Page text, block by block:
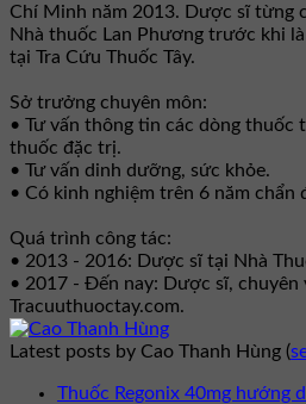
Chí Minh năm 2013. Dược sĩ từng
Nhà thuốc Lan Phương trước khi
tại Tra Cứu Thuốc Tây.
Sở trưởng chuyên môn:
• Tư vấn thông tin các dòng thuốc
thuốc đặc trị.
• Tư vấn dinh dưỡng, sức khỏe.
• Có kinh nghiệm trên 6 năm chẩn
Quá trình công tác:
• 2013 - 2016: Dược sĩ tại Nhà
• 2017 - Đến nay: Dược sĩ,
Tracuuthuoctay.com.
Latest posts by Cao Thanh Hùng (
Thuốc Regonix 40mg hướng